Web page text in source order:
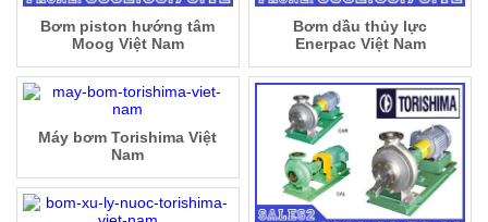
Bơm piston hướng tâm
Moog Việt Nam
Bơm dầu thủy lực
Enerpac Việt Nam
Máy bơm Torishima Việt
Nam